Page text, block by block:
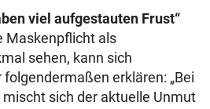
viel aufgestauten Frust“
Maskenpflicht als
sehen, kann sich
erklären: „Bei
sich der aktuelle Unmut